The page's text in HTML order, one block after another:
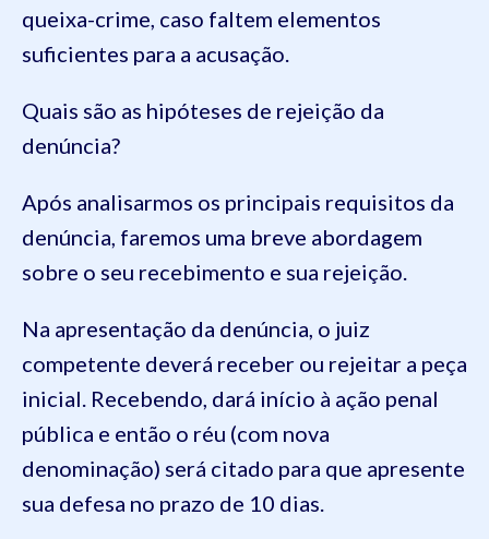
queixa-crime, caso faltem elementos
suficientes para a acusação.
Quais são as hipóteses de rejeição da
denúncia?
Após analisarmos os principais requisitos da
denúncia, faremos uma breve abordagem
sobre o seu recebimento e sua rejeição.
Na apresentação da denúncia, o juiz
competente deverá receber ou rejeitar a peça
inicial. Recebendo, dará início à ação penal
pública e então o réu (com nova
denominação) será citado para que apresente
sua defesa no prazo de 10 dias.